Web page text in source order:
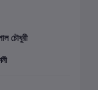
চৌধুরী